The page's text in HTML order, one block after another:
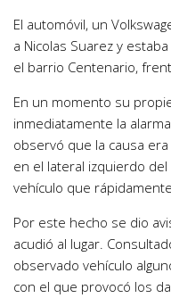
El automóvil, un
a Nicolas Suarez y
el barrio Centenario,
En un momento su
inmediatamente la
observó que la causa
en el lateral izquierdo
vehículo que
Por este hecho se dio
acudió al lugar.
observado vehículo
con el que provocó los